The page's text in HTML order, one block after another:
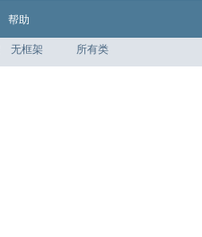
帮助
无框架 所有类